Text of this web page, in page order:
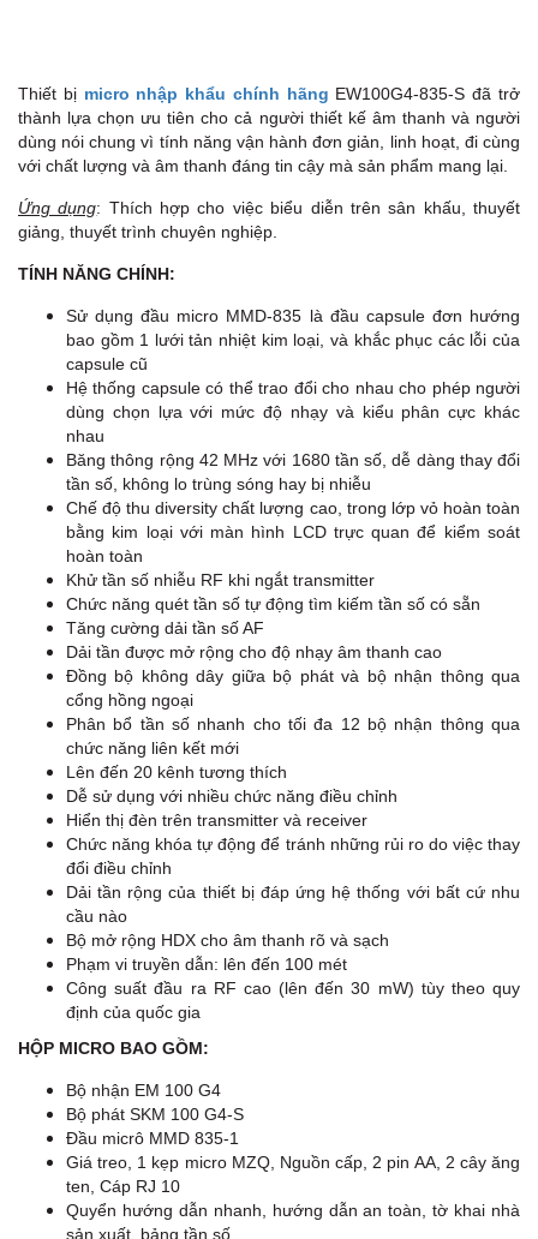
Thiết bị micro nhập khẩu chính hãng EW100G4-835-S đã trở
thành lựa chọn ưu tiên cho cả người thiết kế âm thanh và người
dùng nói chung vì tính năng vận hành đơn giản, linh hoạt, đi cùng
với chất lượng và âm thanh đáng tin cậy mà sản phẩm mang lại.
Ứng dụng: Thích hợp cho việc biểu diễn trên sân khấu, thuyết
giảng, thuyết trình chuyên nghiệp.
TÍNH NĂNG CHÍNH:
Sử dụng đầu micro MMD-835 là đầu capsule đơn hướng
bao gồm 1 lưới tản nhiệt kim loại, và khắc phục các lỗi của
capsule cũ
Hệ thống capsule có thể trao đổi cho nhau cho phép người
dùng chọn lựa với mức độ nhạy và kiểu phân cực khác
nhau
Băng thông rộng 42 MHz với 1680 tần số, dễ dàng thay đổi
tần số, không lo trùng sóng hay bị nhiễu
Chế độ thu diversity chất lượng cao, trong lớp vỏ hoàn toàn
bằng kim loại với màn hình LCD trực quan để kiểm soát
hoàn toàn
Khử tần số nhiễu RF khi ngắt transmitter
Chức năng quét tần số tự động tìm kiếm tần số có sẵn
Tăng cường dải tần số AF
Dải tần được mở rộng cho độ nhạy âm thanh cao
Đồng bộ không dây giữa bộ phát và bộ nhận thông qua
cổng hồng ngoại
Phân bổ tần số nhanh cho tối đa 12 bộ nhận thông qua
chức năng liên kết mới
Lên đến 20 kênh tương thích
Dễ sử dụng với nhiều chức năng điều chỉnh
Hiển thị đèn trên transmitter và receiver
Chức năng khóa tự động để tránh những rủi ro do việc thay
đổi điều chỉnh
Dải tần rộng của thiết bị đáp ứng hệ thống với bất cứ nhu
cầu nào
Bộ mở rộng HDX cho âm thanh rõ và sạch
Phạm vi truyền dẫn: lên đến 100 mét
Công suất đầu ra RF cao (lên đến 30 mW) tùy theo quy
định của quốc gia
HỘP MICRO BAO GỒM:
Bộ nhận EM 100 G4
Bộ phát SKM 100 G4-S
Đầu micrô MMD 835-1
Giá treo, 1 kẹp micro MZQ, Nguồn cấp, 2 pin AA, 2 cây ăng
ten, Cáp RJ 10
Quyển hướng dẫn nhanh, hướng dẫn an toàn, tờ khai nhà
sản xuất, bảng tần số